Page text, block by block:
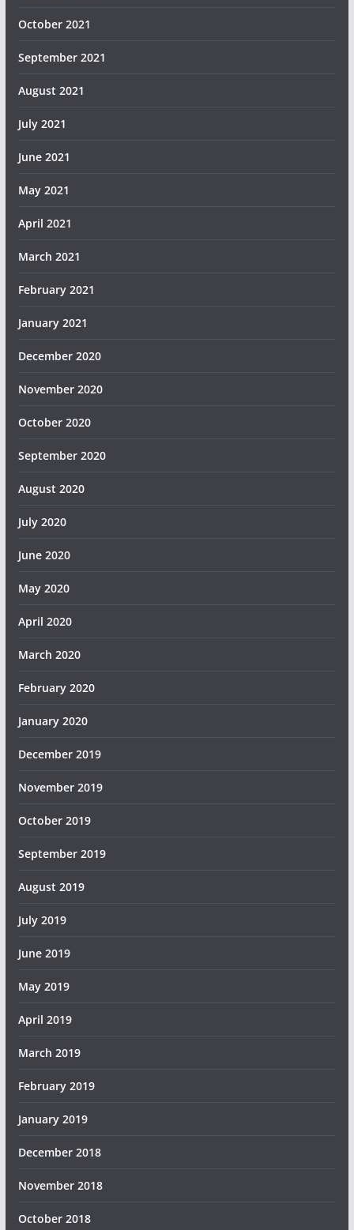
October 2021
September 2021
August 2021
July 2021
June 2021
May 2021
April 2021
March 2021
February 2021
January 2021
December 2020
November 2020
October 2020
September 2020
August 2020
July 2020
June 2020
May 2020
April 2020
March 2020
February 2020
January 2020
December 2019
November 2019
October 2019
September 2019
August 2019
July 2019
June 2019
May 2019
April 2019
March 2019
February 2019
January 2019
December 2018
November 2018
October 2018